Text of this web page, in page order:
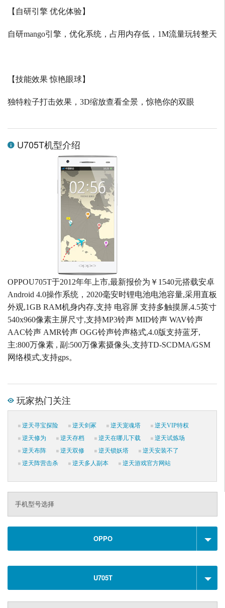
【自研引擎 优化体验】
自研mango引擎，优化系统，占用内存低， 1M流量玩转整天
【技能效果 惊艳眼球】
独特粒子打击效果， 3D缩放查看全景，惊艳你的双眼
U705T机型介绍
OPPOU705T于2012年年上市,最新报价为￥1540元搭载安卓
Android 4.0操作系统，2020毫安时锂电池电池容量,采用直板
外观,1GB RAM机身内存,支持 电容屏 支持多触摸屏,4.5英寸
540x960像素主屏尺寸,支持MP3铃声 MID铃声 WAV铃声
AAC铃声 AMR铃声 OGG铃声铃声格式,4.0版支持蓝牙,
主:800万像素 , 副:500万像素摄像头,支持TD-SCDMA/GSM
网络模式,支持gps。
玩家热门关注
逆天寻宝探险 逆天剑冢 逆天宠魂塔
逆天VIP特权
逆天修为
逆天存档 逆天在哪儿下载
逆天试炼场
逆天布阵
逆天双修 逆天锁妖塔
逆天安装不了
逆天阵营击杀
逆天多人副本 逆天游戏官方网站
手机型号选择
OPPO
U705T